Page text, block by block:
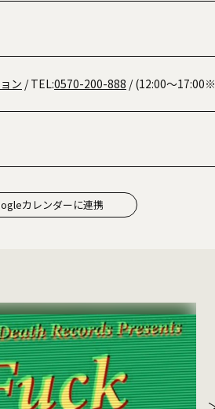
ン / TEL:0570-200-888 / (12:00〜
カレンダーに連携